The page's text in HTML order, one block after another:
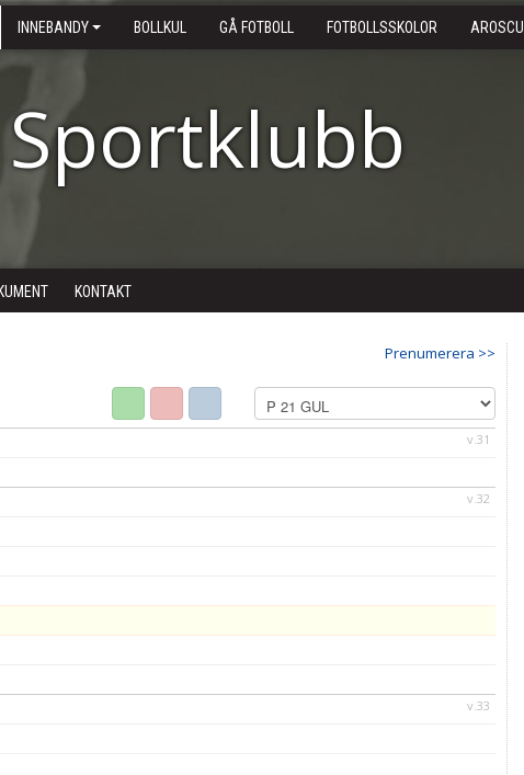
INNEBANDY BOLLKUL GÅ FOTBOLL FOTBOLLSSKOLOR
KONTAKT
Prenumerera >>
v.31
v.32
v.33